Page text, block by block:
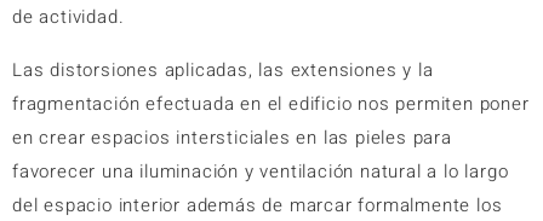
de actividad.
Las distorsiones aplicadas, las extensiones y la
fragmentación efectuada en el edificio nos permiten poner
en crear espacios intersticiales en las pieles para
favorecer una iluminación y ventilación natural a lo largo
del espacio interior además de marcar formalmente los